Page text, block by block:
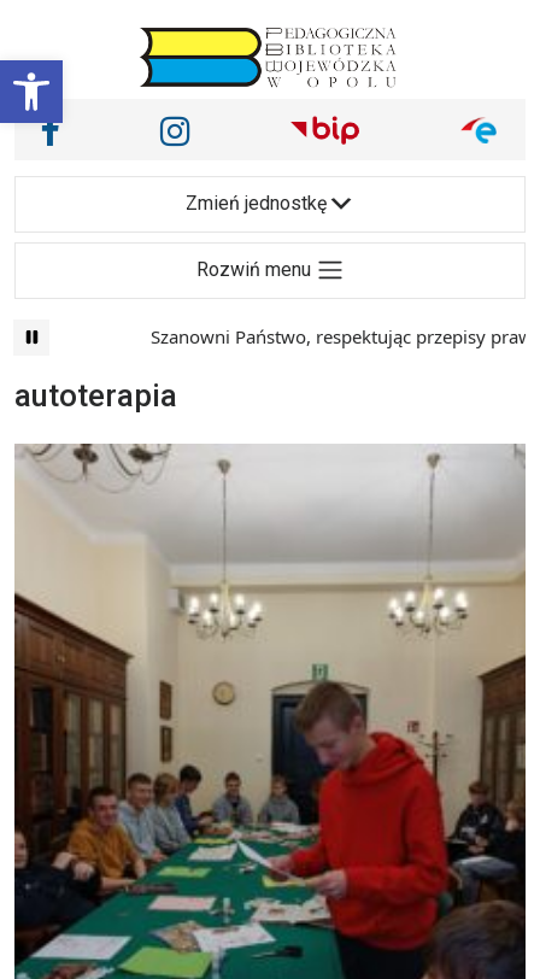
Otwórz pasek narzędzi
Main Navigation
Nasze media społecznościowe i inne
Facebook Instagram
Zmień jednostkę
Rozwiń menu
Szanowni Państwo, respektując przepisy prawa i
autoterapia